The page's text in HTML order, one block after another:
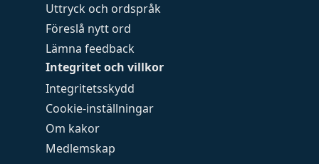
Uttryck och ordspråk
Föreslå nytt ord
Lämna feedback
Integritet och villkor
Integritetsskydd
Cookie-inställningar
Om kakor
Medlemskap